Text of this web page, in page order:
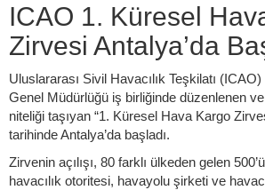
ICAO 1. Küresel
Zirvesi Antalya’da
Uluslararası Sivil Havacılık Teşkilatı (ICAO)
Genel Müdürlüğü iş birliğinde düzenlenen
niteliği taşıyan “1. Küresel Hava Kargo
tarihinde Antalya’da başladı.
Zirvenin açılışı, 80 farklı ülkeden gelen
havacılık otoritesi, havayolu şirketi ve